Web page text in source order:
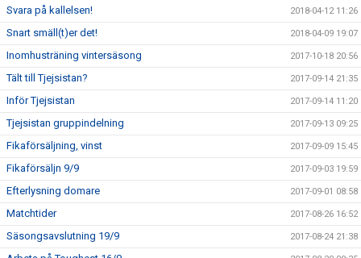
Svara på kallelsen! 2018-04-12 11:26
Snart smäll(t)er det! 2018-04-09 19:07
Inomhusträning vintersäsong 2017-10-18 20:56
Tält till Tjejsistan? 2017-09-14 21:35
Inför Tjejsistan 2017-09-14 11:20
Tjejsistan gruppindelning 2017-09-13 09:25
Fikaförsäljning, vinst 2017-09-09 15:45
Fikaförsäljn 9/9 2017-09-03 19:59
Efterlysning domare 2017-09-01 08:58
Matchtider 2017-08-26 16:52
Säsongsavslutning 19/9 2017-08-24 21:38